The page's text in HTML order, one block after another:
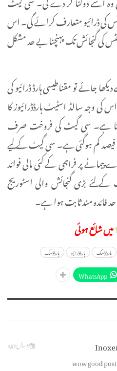
تک 16 ٹیرا بائٹس کی ڈرائیو متعارف کرائے گی۔ اس
تک 40 ٹیرا بائٹس کی گنجائش تک پہنچنا بے حد مشکل
تو مقناطیسی ہارڈ ڈرائیو کی
وجہ سالڈ اسٹیٹ ہارڈڈرائیوز کا
کرنا ہے۔ سی گیٹ کی فروخت صرف
پچھلے سال کے مقابلے میں ہی 10 فیصد کم ہوگئی ہے۔ سی گیٹ کے لیے
پیمانے پر فراہمی کے کئی مالی فوائد
لئے بڑی گنجائش والی اسٹوریج
فائدہ مند ثابت ہوا ہے۔
میں شائع ہوئی
ہارڈ ڈسک ہارڈڈرائیو ہارڈڈسک
WhatsApp
9 سال ago
wow good